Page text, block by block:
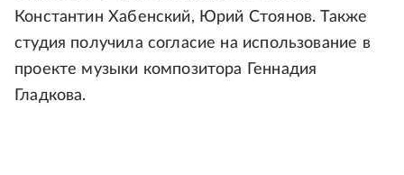
Константин Хабенский, Юрий Стоянов. Также
студия получила согласие на использование в
проекте музыки композитора Геннадия
Гладкова.